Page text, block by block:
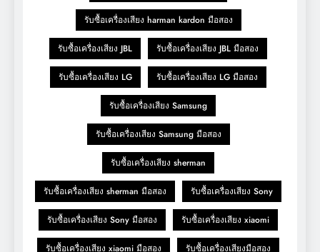
รับซื้อเครื่องเสียง harman kardon มือสอง
รับซื้อเครื่องเสียง JBL รับซื้อเครื่องเสียง JBL มือสอง
รับซื้อเครื่องเสียง LG รับซื้อเครื่องเสียง LG มือสอง
รับซื้อเครื่องเสียง Samsung
รับซื้อเครื่องเสียง Samsung มือสอง
รับซื้อเครื่องเสียง sherman
รับซื้อเครื่องเสียง sherman มือสอง รับซื้อเครื่องเสียง Sony
รับซื้อเครื่องเสียง Sony มือสอง รับซื้อเครื่องเสียง xiaomi
รับซื้อเครื่องเสียง xiaomi มือสอง รับซื้อเครื่องเสียงมือสอง